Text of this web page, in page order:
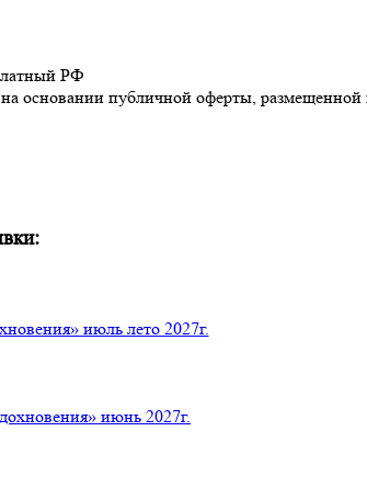
РФ
основании публичной оферты,
июль лето 2027г.
июнь 2027г.